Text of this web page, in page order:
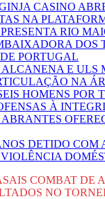
CASINO
NA
RIO
DOS
PORTUGAL
E ULS
NA
HOMENS POR
À
DETIDO COM
VIOLÊNCIA
COMBAT DE
NO